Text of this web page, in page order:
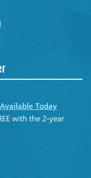
Today
with the 2-year